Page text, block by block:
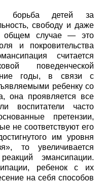
детей за
свободу и даже
общем случае — это
и покровительства
считается
поведенческой
годы, в связи с
ребенку со
она проявляется все
воспитатели часто
претензии,
не соответствуют его
им уровня
то увеличивается
эмансипации.
ребенок с их
на себя способов